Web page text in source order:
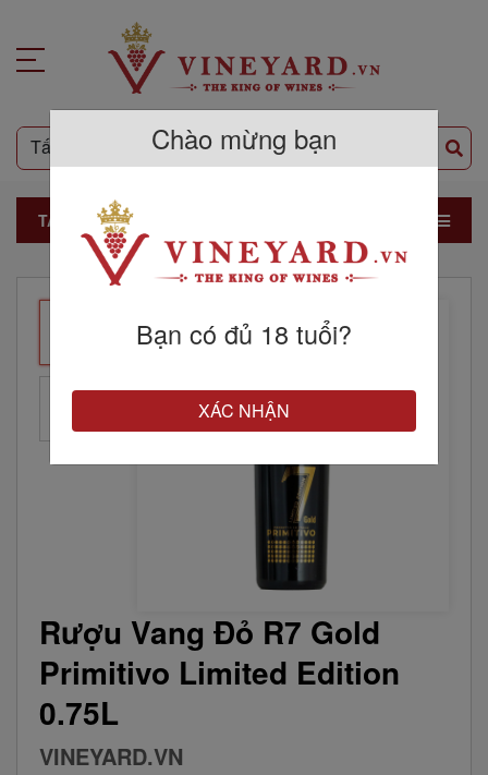
TẤT CẢ SẢN PHẨM
Rượu Vang Đỏ R7 Gold
Primitivo Limited Edition
0.75L
VINEYARD.VN
Chào mừng bạn
Bạn có đủ 18 tuổi?
XÁC NHẬN